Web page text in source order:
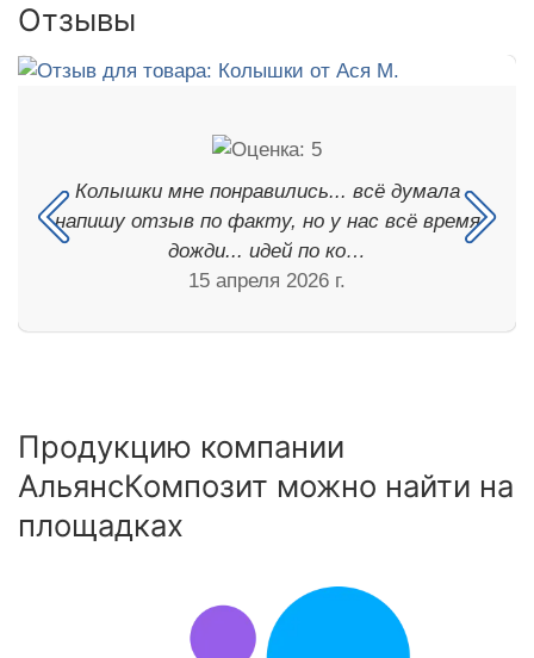
Отзывы
Колышки мне понравились... всё думала
напишу отзыв по факту, но у нас всё время
дожди... идей по ко…
15 апреля 2026 г.
Продукцию компании
АльянсКомпозит можно найти на
площадках